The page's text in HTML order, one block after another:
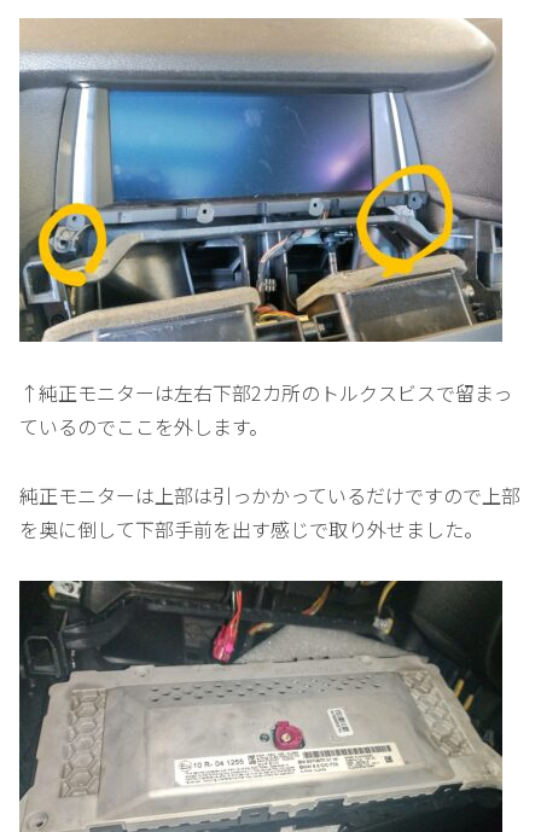
↑純正モニターは左右下部2カ所のトルクスビスで留まっ
ているのでここを外します。
純正モニターは上部は引っかかっているだけですので上部
を奥に倒して下部手前を出す感じで取り外せました。